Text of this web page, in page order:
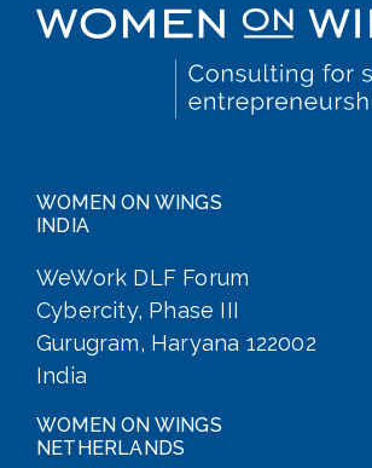
WOMEN ON WINGS
INDIA
WeWork DLF Forum
Cybercity, Phase III
Gurugram, Haryana 122002
India
WOMEN ON WINGS
NETHERLANDS